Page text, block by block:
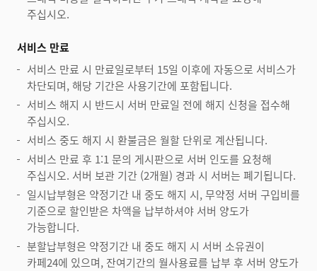
주십시오.
서비스 만료
서비스 만료 시 만료일로부터 15일 이후에 자동으로 서비스가
차단되며, 해당 기간은 사용기간에 포함됩니다.
서비스 해지 시 반드시 서버 만료일 전에 해지 신청을 접수해
주십시오.
서비스 중도 해지 시 환불금은 월할 단위로 계산됩니다.
서비스 만료 후 1:1 문의 게시판으로 서버 인도를 요청해
주십시오. 서버 보관 기간 (2개월) 경과 시 서버는 폐기됩니다.
일시납부형은 약정기간 내 중도 해지 시, 무약정 서버 구입비를
기준으로 할인받은 차액을 납부하셔야 서버 양도가
가능합니다.
분할납부형은 약정기간 내 중도 해지 시 서버 소유권이
카페24에 있으며, 잔여기간의 월사용료를 납부 후 서버 양도가